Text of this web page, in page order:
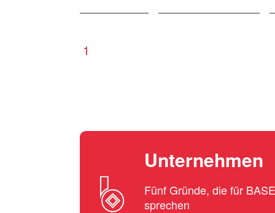
1
Unternehmen
Fünf Gründe, die für
sprechen